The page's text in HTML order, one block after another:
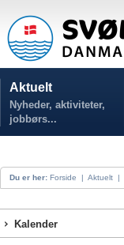
Aktuelt
Nyheder, aktiviteter,
jobbørs...
Du er her: Forside | Aktuelt |
Kalender